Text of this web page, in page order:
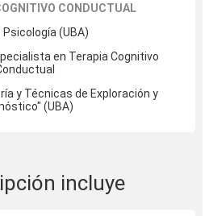
CONDUCTUAL
Psicología (UBA)
en Terapia Cognitivo
y Técnicas de Exploración y
(UBA)
incluye